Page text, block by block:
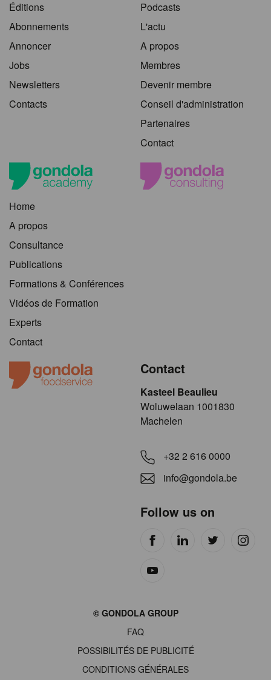
Éditions
Abonnements
Annoncer
Jobs
Newsletters
Contacts
Podcasts
L'actu
A propos
Membres
Devenir membre
Conseil d'administration
Partenaires
Contact
Home
A propos
Consultance
Publications
Formations & Conférences
Vidéos de Formation
Experts
Contact
Contact
Kasteel Beaulieu
​​​Woluwelaan 1001830
Machelen
+32 2 616 0000
info@gondola.be
Follow us on
© GONDOLA GROUP
FAQ
POSSIBILITÉS DE PUBLICITÉ
CONDITIONS GÉNÉRALES